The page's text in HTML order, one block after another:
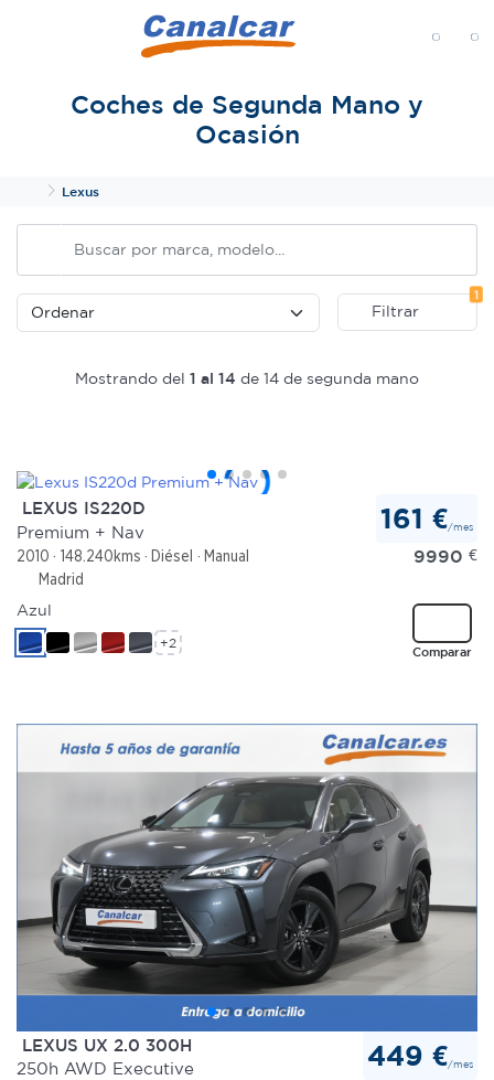
Coches de Segunda Mano y
Ocasión
InicioLexus
Filtrar
1
Mostrando del 1 al 14 de 14 de segunda mano
LEXUS IS220D
Premium + Nav
2010 148.240kms Diésel
Manual
Madrid
161 €/mes
9990 €
Comparar
Azul
+2
LEXUS UX 2.0 300H
250h AWD Executive
449 €/mes